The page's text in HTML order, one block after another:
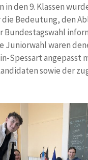
den 9. Klassen
Bedeutung, den
Bundestagswahl
waren
Spessart angepasst
sowie der